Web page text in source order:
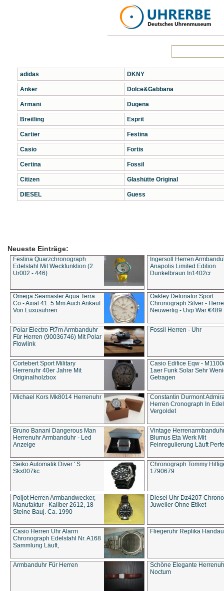
adidas
Anker
Armani
Breitling
Cartier
Casio
Certina
Citizen
DIESEL
DKNY
Dolce&Gabbana
Dugena
Esprit
Festina
Fortis
Fossil
Glashütte Original
Guess
Neueste Einträge:
Festina Quarzchronograph
Edelstahl Mit Weckfunktion (2.
Ur002 - 446)
Ingersoll Herren
Anapolis Limited Edition
Dunkelbraun In1402cr
Omega Seamaster Aqua Terra
Co - Axial 41. 5 Mm Auch Ankauf
Von Luxusuhren
Oakley Detonator Sport
Chronograph Silver -
Neuwertig - Uvp War €489
Polar Electro Ft7m Armbanduhr
Für Herren (90036746) Mit Polar
Flowlink
Fossil Herren - Uhr
Cortebert Sport Military
Herrenuhr 40er Jahre Mit
Originalholzbox
Casio Edifice Eqw -
1aer Funk Solar Sehr
Getragen
Michael Kors Mk8014 Herrenuhr
Constantin Durmont
Herren Cronograph In
Vergoldet
Bruno Banani Dangerous Man
Herrenuhr Armbanduhr - Led
Anzeige
Vintage
Blumus Eta Werk Mit
Feinregulierung Läuft
Seiko Automatik Diver ' S
Skx007kc
Chronograph Tommy
1790679
Poljot Herren Armbandwecker,
Manufaktur - Kaliber 2612, 18
Steine Bauj. Ca. 1990
Diesel Uhr Dz4207
Juwelier Ohne Etiket
Casio Herren Uhr Alarm
Chronograph Edelstahl Nr. A168
Sammlung Läuft,
Fliegeruhr Replika
Armbanduhr Für Herren
Schöne Elegante
Noctum